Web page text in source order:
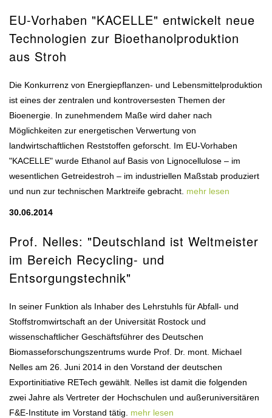
EU-Vorhaben "KACELLE" entwickelt neue
Technologien zur Bioethanolproduktion
aus Stroh
Die Konkurrenz von Energiepflanzen- und Lebensmittelproduktion
ist eines der zentralen und kontroversesten Themen der
Bioenergie. In zunehmendem Maße wird daher nach
Möglichkeiten zur energetischen Verwertung von
landwirtschaftlichen Reststoffen geforscht. Im EU-Vorhaben
"KACELLE" wurde Ethanol auf Basis von Lignocellulose – im
wesentlichen Getreidestroh – im industriellen Maßstab produziert
und nun zur technischen Marktreife gebracht. mehr lesen
30.06.2014
Prof. Nelles: "Deutschland ist Weltmeister
im Bereich Recycling- und
Entsorgungstechnik"
In seiner Funktion als Inhaber des Lehrstuhls für Abfall- und
Stoffstromwirtschaft an der Universität Rostock und
wissenschaftlicher Geschäftsführer des Deutschen
Biomasseforschungszentrums wurde Prof. Dr. mont. Michael
Nelles am 26. Juni 2014 in den Vorstand der deutschen
Exportinitiative RETech gewählt. Nelles ist damit die folgenden
zwei Jahre als Vertreter der Hochschulen und außeruniversitären
F&E-Institute im Vorstand tätig. mehr lesen